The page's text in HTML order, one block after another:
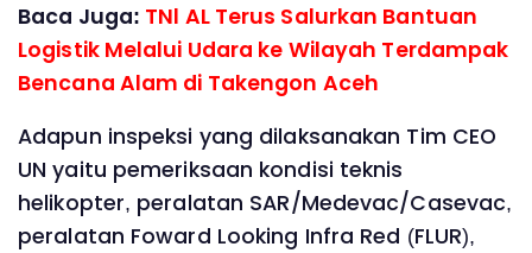
Baca Juga: TNl AL Terus Salurkan Bantuan
Logistik Melalui Udara ke Wilayah Terdampak
Bencana Alam di Takengon Aceh
Adapun inspeksi yang dilaksanakan Tim CEO
UN yaitu pemeriksaan kondisi teknis
helikopter, peralatan SAR/Medevac/Casevac,
peralatan Foward Looking Infra Red (FLUR),